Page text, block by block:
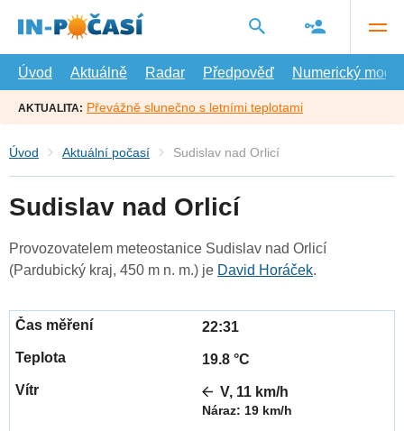
hlavní
Úvod
Aktuálně Radar Předpověď Numerický model
AKTUALITA: Převážně slunečno s letními teplotami
Úvod Aktuální počasí Sudislav nad Orlicí
Sudislav nad Orlicí
Provozovatelem meteostanice Sudislav nad Orlicí
(Pardubický kraj, 450 m n. m.) je David Horáček.
22:31
19.8 °C
V, 11 km/h
Náraz: 19 km/h